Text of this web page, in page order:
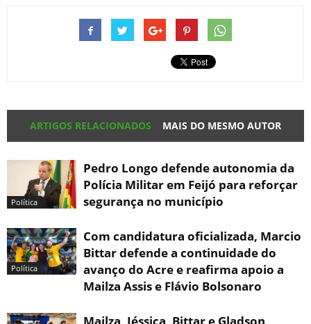
ARTIGOS RELACIONADOS MAIS DO MESMO AUTOR
Política
Pedro Longo defende autonomia da
Polícia Militar em Feijó para reforçar
segurança no município
Política
Com candidatura oficializada, Marcio
Bittar defende a continuidade do
avanço do Acre e reafirma apoio a
Mailza Assis e Flávio Bolsonaro